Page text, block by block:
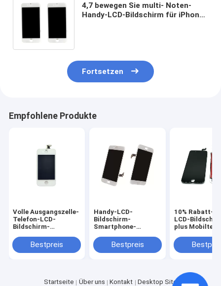
4,7 bewegen Sie multi- Noten-
Handy-LCD-Bildschirm für iPhone
Fortsetzen
Empfohlene Produkte
Volle Ausgangszelle-
Telefon-LCD-
Bildschirm-
Bildschirm-Anzeige
für iPhone 4 4s
Bestpreis
Handy-LCD-
Bildschirm-
Smartphone-
Soem-Weiß iPhone 8
HD materielles
Bestpreis
10% Rabatt-
LCD-
plus
Startseite Über uns Kontakt Desktop Site